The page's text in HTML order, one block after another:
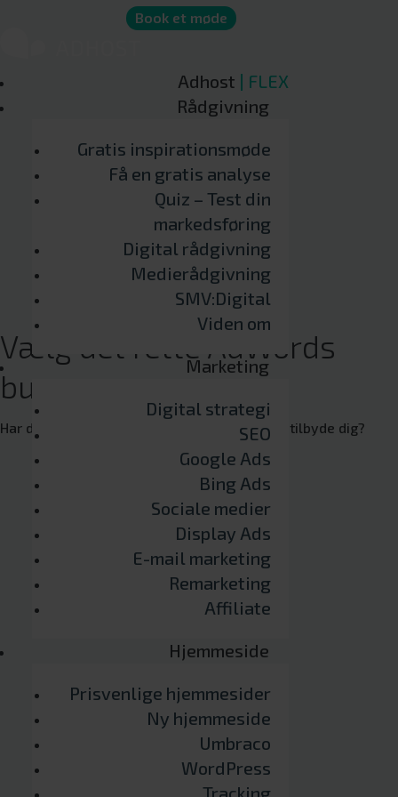
Adhost | FLEX
Rådgivning
Gratis inspirationsmøde
Få en gratis analyse
Quiz – Test din
markedsføring
Digital rådgivning
Medierådgivning
SMV:Digital
Viden om
Marketing
Digital strategi
SEO
Google Ads
Bing Ads
Sociale medier
Display Ads
E-mail marketing
Remarketing
Affiliate
Hjemmeside
Prisvenlige hjemmesider
Ny hjemmeside
Umbraco
WordPress
Tracking
Book et møde
Vælg det rette AdWords
bureau
Har du styr på, hvad dit AdWords bureau bør tilbyde dig?